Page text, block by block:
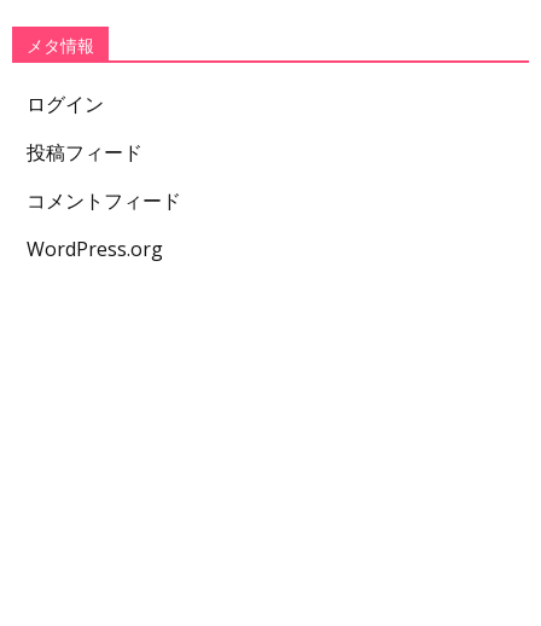
メタ情報
ログイン
投稿フィード
コメントフィード
WordPress.org